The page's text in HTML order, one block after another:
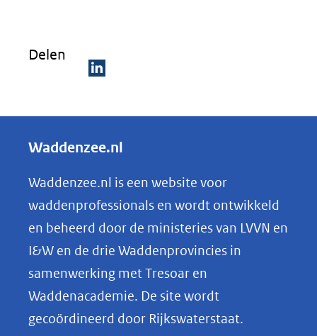
Delen
e
e
n
o
p
k
e
Waddenzee.nl
Waddenzee.nl is een website voor
waddenprofessionals en wordt ontwikkeld
en beheerd door de ministeries van LVVN en
I&W en de drie Waddenprovincies in
samenwerking met Tresoar en
Waddenacademie. De site wordt
gecoördineerd door Rijkswaterstaat.